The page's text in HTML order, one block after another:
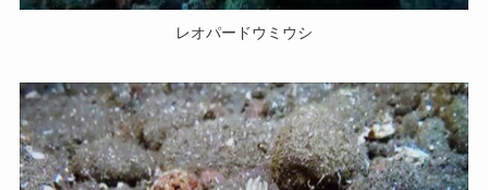
レオパードウミウシ